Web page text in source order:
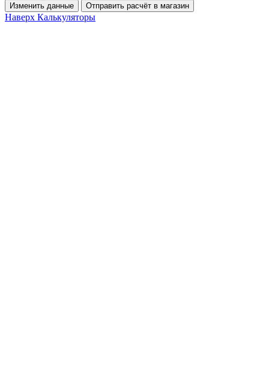
Изменить данные
Отправить расчёт в магазин
Наверх Калькуляторы